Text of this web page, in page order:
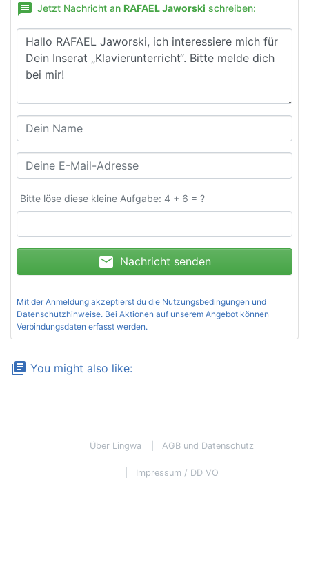
message Jetzt Nachricht an RAFAEL Jaworski schreiben:
Bitte löse diese kleine Aufgabe: 4 + 6 = ?
mail Nachricht senden
Mit der Anmeldung akzeptierst du die Nutzungsbedingungen und
Datenschutzhinweise. Bei Aktionen auf unserem Angebot können
Verbindungsdaten erfasst werden.
library_books You might also like:
Über Lingwa AGB und Datenschutz
Impressum / DD VO